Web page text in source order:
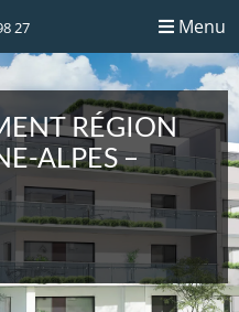
27 Menu
RÉGION
ALPES –